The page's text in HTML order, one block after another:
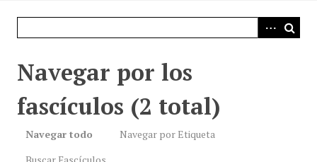
Navegar por los
fascículos (2 total)
Navegar todo
Navegar por Etiqueta